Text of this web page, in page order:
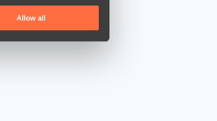
who may combine it with
Allow all